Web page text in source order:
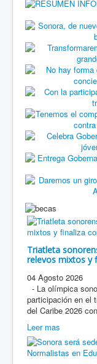
Triatleta
relevos mixtos y
04 Agosto 2026
- La olímpica
participación en el
del Caribe 2026
Leer mas